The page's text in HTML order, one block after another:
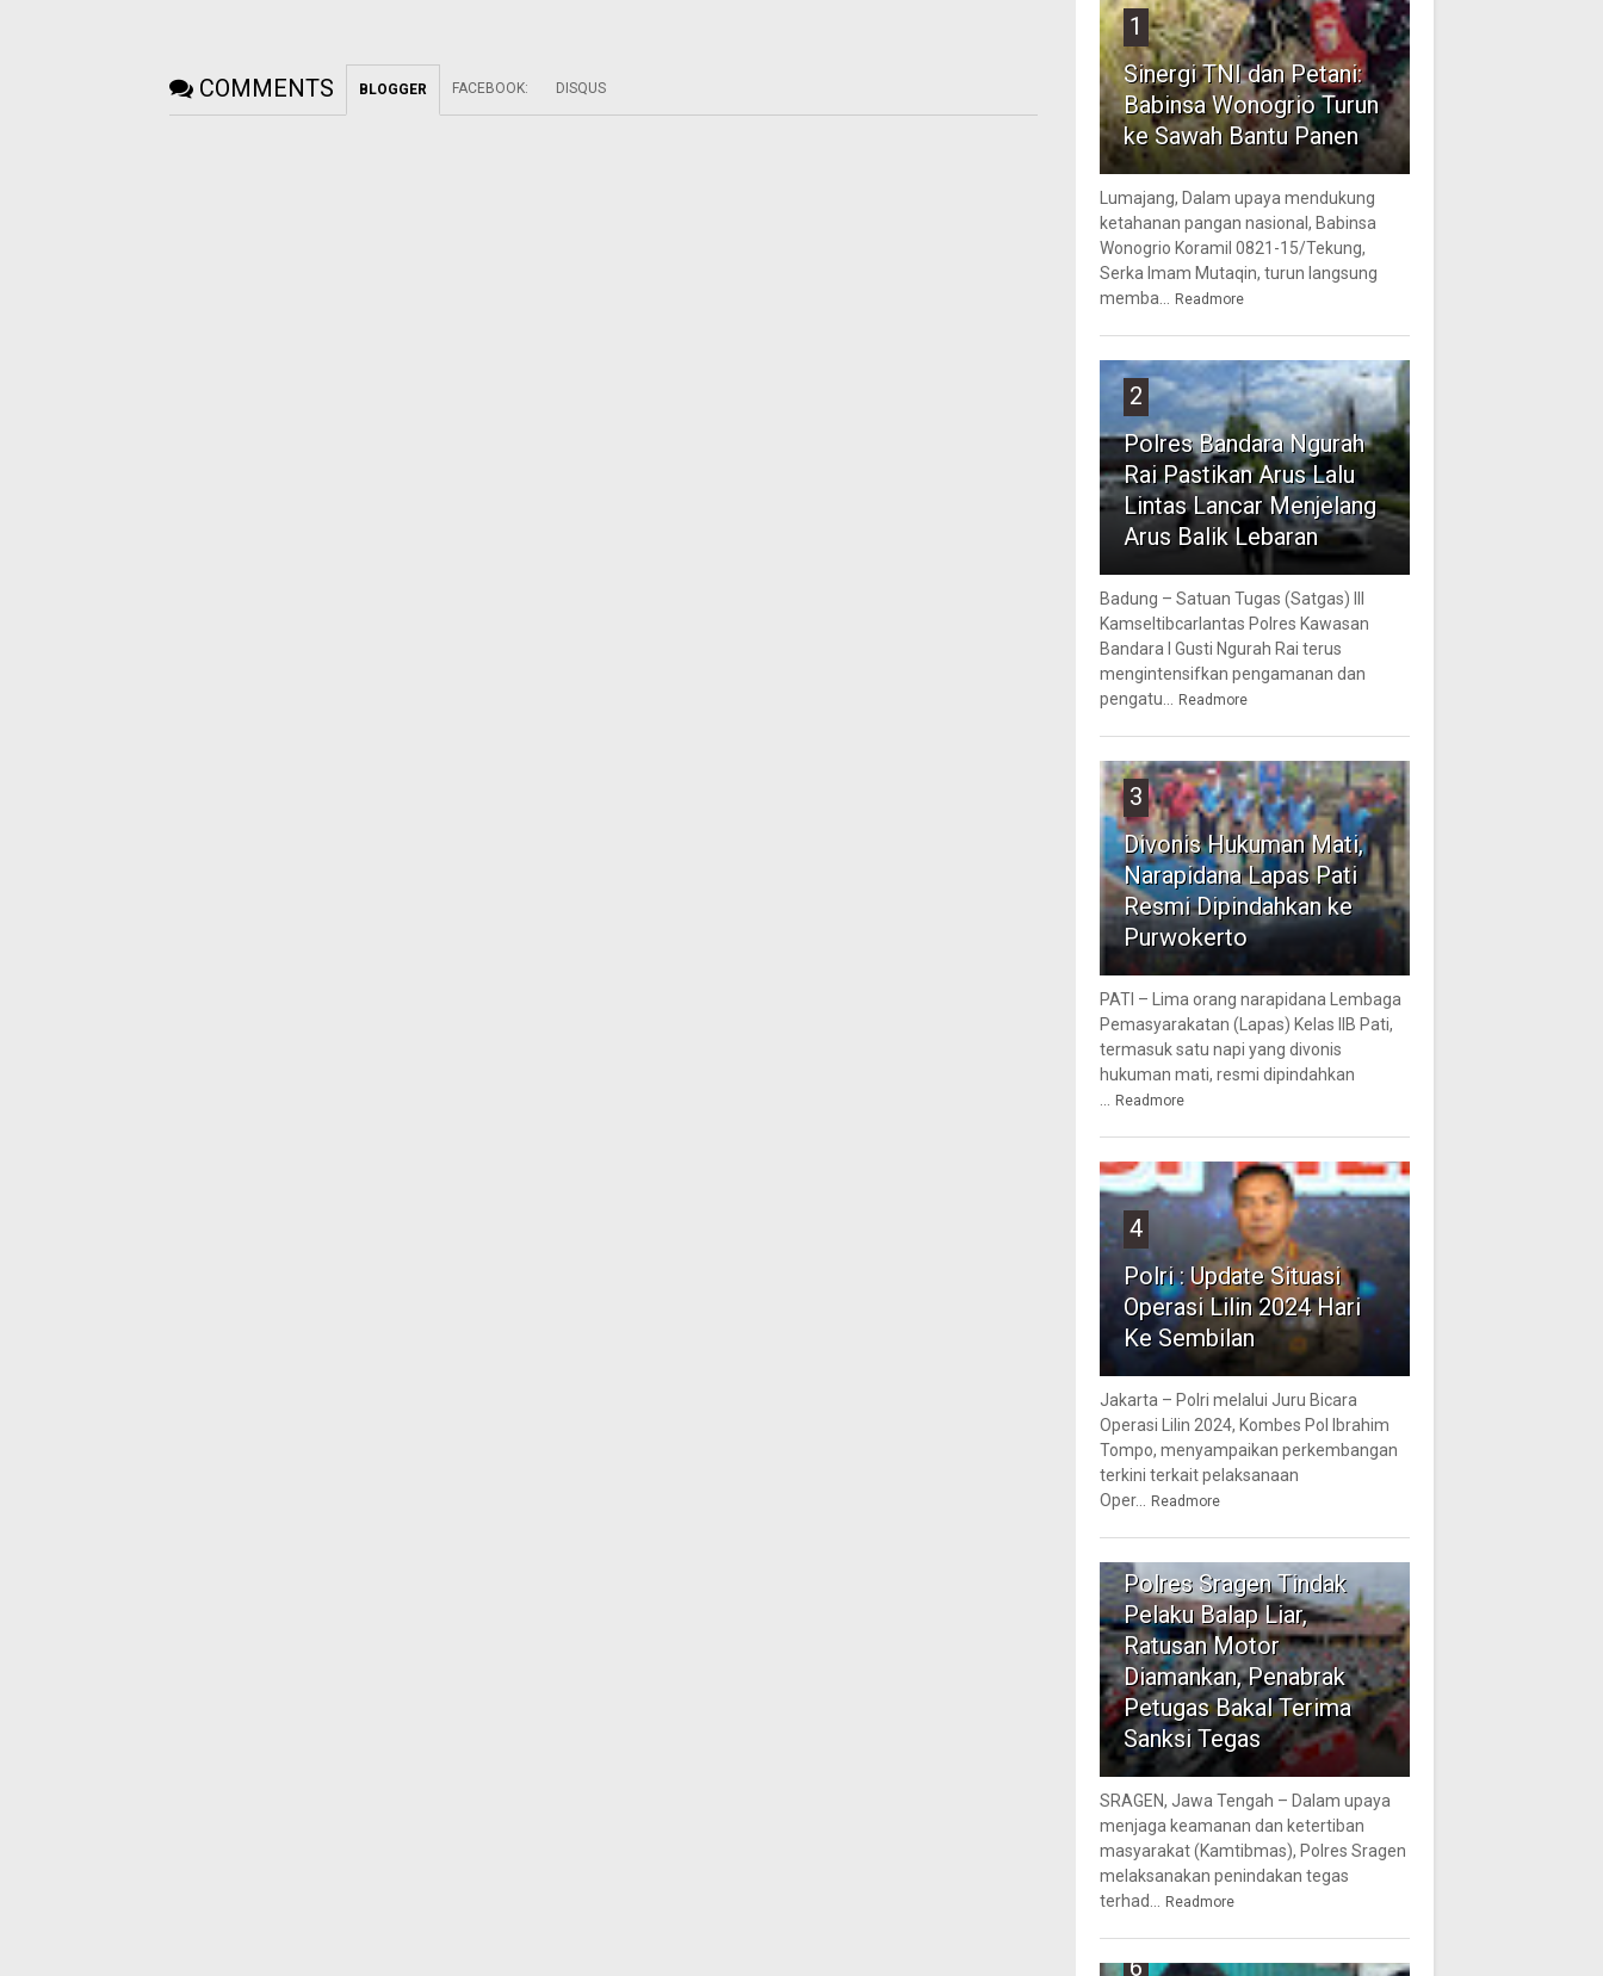
COMMENTS BLOGGER FACEBOOK: DISQUS
1
Sinergi TNI dan Petani:
Babinsa Wonogrio Turun
ke Sawah Bantu Panen
Lumajang, Dalam upaya mendukung
ketahanan pangan nasional, Babinsa
Wonogrio Koramil 0821-15/Tekung,
Serka Imam Mutaqin, turun langsung
memba... Readmore
2
Polres Bandara Ngurah
Rai Pastikan Arus Lalu
Lintas Lancar Menjelang
Arus Balik Lebaran
Badung – Satuan Tugas (Satgas) III
Kamseltibcarlantas Polres Kawasan
Bandara I Gusti Ngurah Rai terus
mengintensifkan pengamanan dan
pengatu... Readmore
3
Divonis Hukuman Mati,
Narapidana Lapas Pati
Resmi Dipindahkan ke
Purwokerto
PATI – Lima orang narapidana Lembaga
Pemasyarakatan (Lapas) Kelas IIB Pati,
termasuk satu napi yang divonis
hukuman mati, resmi dipindahkan
... Readmore
4
Polri : Update Situasi
Operasi Lilin 2024 Hari
Ke Sembilan
Jakarta – Polri melalui Juru Bicara
Operasi Lilin 2024, Kombes Pol Ibrahim
Tompo, menyampaikan perkembangan
terkini terkait pelaksanaan
Oper... Readmore
5
Polres Sragen Tindak
Pelaku Balap Liar,
Ratusan Motor
Diamankan, Penabrak
Petugas Bakal Terima
Sanksi Tegas
SRAGEN, Jawa Tengah – Dalam upaya
menjaga keamanan dan ketertiban
masyarakat (Kamtibmas), Polres Sragen
melaksanakan penindakan tegas
terhad... Readmore
6